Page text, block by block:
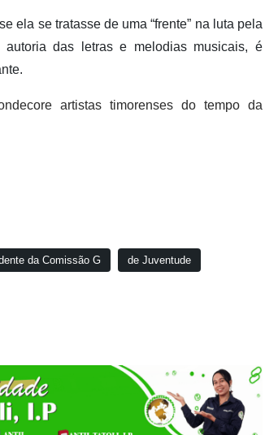
ela se tratasse de uma “frente” na luta pela
autoria das letras e melodias musicais, é
artistas timorenses do tempo da
da Comissão G de Juventude